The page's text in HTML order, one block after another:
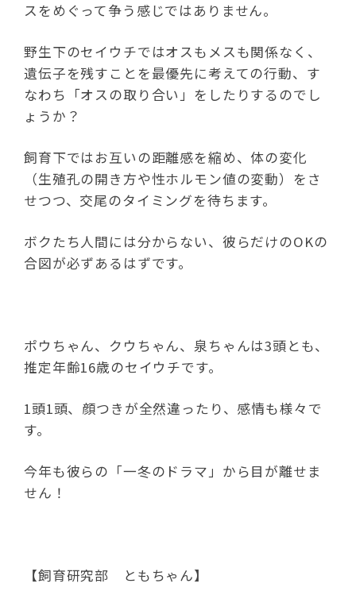
スをめぐって争う感じではありません。
野生下のセイウチではオスもメスも関係なく、
遺伝子を残すことを最優先に考えての行動、す
なわち「オスの取り合い」をしたりするのでし
ょうか？
飼育下ではお互いの距離感を縮め、体の変化
（生殖孔の開き方や性ホルモン値の変動）をさ
せつつ、交尾のタイミングを待ちます。
ボクたち人間には分からない、彼らだけのOKの
合図が必ずあるはずです。
ポウちゃん、クウちゃん、泉ちゃんは3頭とも、
推定年齢16歳のセイウチです。
1頭1頭、顔つきが全然違ったり、感情も様々で
す。
今年も彼らの「一冬のドラマ」から目が離せま
せん！
【飼育研究部 ともちゃん】